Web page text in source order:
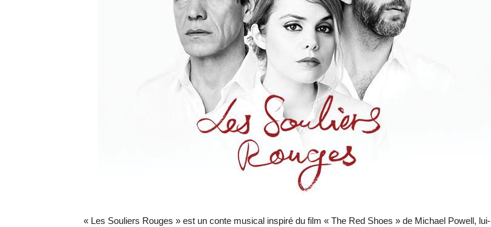
« Les Souliers Rouges » est un conte musical inspiré du film « The Red Shoes » de Michael Powell, lui-